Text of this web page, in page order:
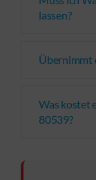
lassen?
Übernimmt
Was kostet
80539?